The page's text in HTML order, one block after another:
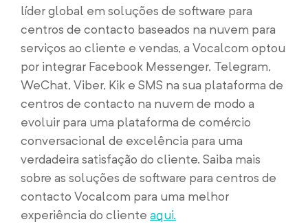
líder global em soluções de software para
centros de contacto baseados na nuvem para
serviços ao cliente e vendas, a Vocalcom optou
por integrar Facebook Messenger, Telegram,
WeChat, Viber, Kik e SMS na sua plataforma de
centros de contacto na nuvem de modo a
evoluir para uma plataforma de comércio
conversacional de excelência para uma
verdadeira satisfação do cliente. Saiba mais
sobre as soluções de software para centros de
contacto Vocalcom para uma melhor
experiência do cliente aqui.